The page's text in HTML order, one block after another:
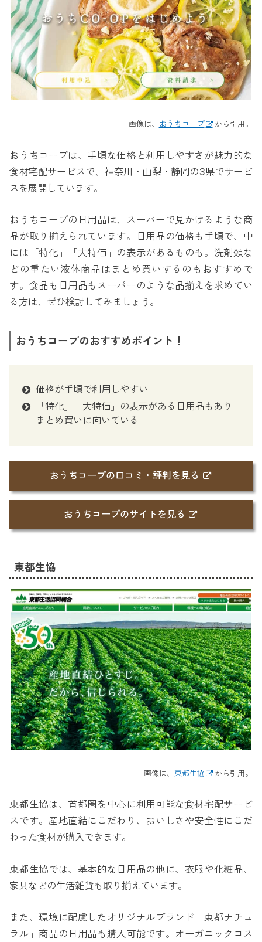
画像は、 おうちコープ から引用。
おうちコープは、手頃な価格と利用しやすさが魅力的な
食材宅配サービスで、神奈川・山梨・静岡の3県でサービ
スを展開しています。
おうちコープの日用品は、スーパーで見かけるような商
品が取り揃えられています。日用品の価格も手頃で、中
には「特化」「大特価」の表示があるものも。洗剤類な
どの重たい液体商品はまとめ買いするのもおすすめで
す。食品も日用品もスーパーのような品揃えを求めてい
る方は、ぜひ検討してみましょう。
おうちコープのおすすめポイント！
価格が手頃で利用しやすい
「特化」「大特価」の表示がある日用品もあり
まとめ買いに向いている
おうちコープの口コミ・評判を見る
おうちコープのサイトを見る
東都生協
画像は、 東都生協 から引用。
東都生協は、首都圏を中心に利用可能な食材宅配サービ
スです。産地直結にこだわり、おいしさや安全性にこだ
わった食材が購入できます。
東都生協では、基本的な日用品の他に、衣服や化粧品、
家具などの生活雑貨も取り揃えています。
また、環境に配慮したオリジナルブランド「東都ナチュ
ラル」商品の日用品も購入可能です。オーガニックコス